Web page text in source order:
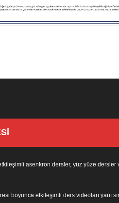
asenkron dersler, yüz yüze
boyunca etkileşimli ders videoları yanı